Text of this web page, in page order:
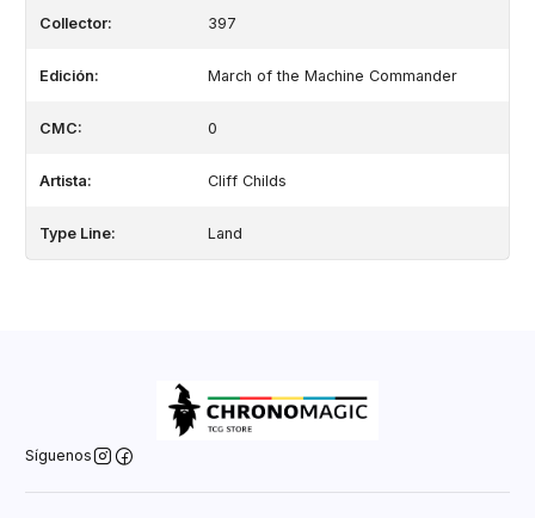
Collector: 397
Edición: March of the Machine Commander
CMC: 0
Artista: Cliff Childs
Type Line: Land
Síguenos